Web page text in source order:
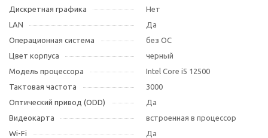
Дискретная графика
Нет
LAN
Да
Операционная система
без ОС
Цвет корпуса
черный
Модель процессора
Intel Core i5 12500
Тактовая частота
3000
Оптический привод (ODD)
Да
Видеокарта
встроенная в процессор
Wi-Fi
Да